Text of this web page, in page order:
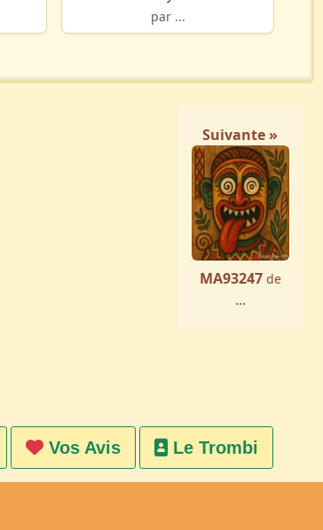
par ...
Suivante »
MA93247 de
...
Vos Avis Le Trombi